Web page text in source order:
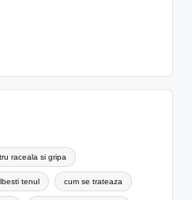
raceala si gripa
tenul cum se trateaza